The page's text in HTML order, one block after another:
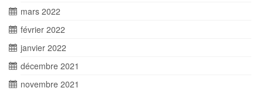
mars 2022
février 2022
janvier 2022
décembre 2021
novembre 2021